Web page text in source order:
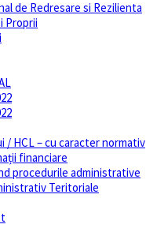
de Redresare si Rezilienta
Proprii
/ HCL – cu caracter normativ
financiare
procedurile administrative
Teritoriale